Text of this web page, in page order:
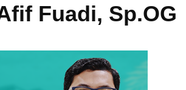
Fuadi, Sp.OG